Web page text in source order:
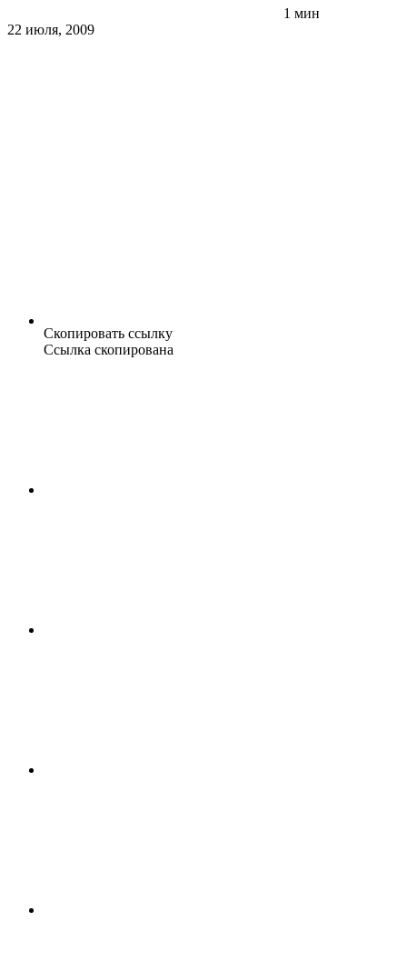
1 мин
22 июля, 2009
Скопировать ссылку
Ссылка скопирована